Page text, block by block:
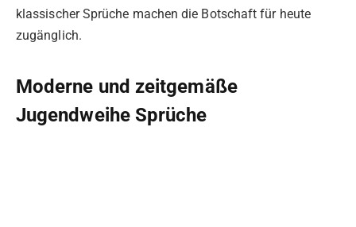
klassischer Sprüche machen die Botschaft für heute
zugänglich.
Moderne und zeitgemäße
Jugendweihe Sprüche